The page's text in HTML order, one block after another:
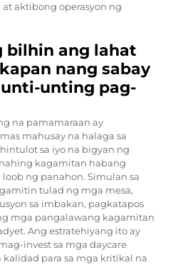
aktibong operasyon ng
bilhin ang lahat
nang sabay
unting pag-
na pamamaraan ay
mahusay na halaga sa
sa iyo na bigyan ng
kagamitan habang
ng panahon. Simulan sa
tulad ng mga mesa,
sa imbakan, pagkatapos
mga pangalawang kagamitan
Ang estratehiyang ito ay
invest sa mga daycare
para sa mga kritikal na